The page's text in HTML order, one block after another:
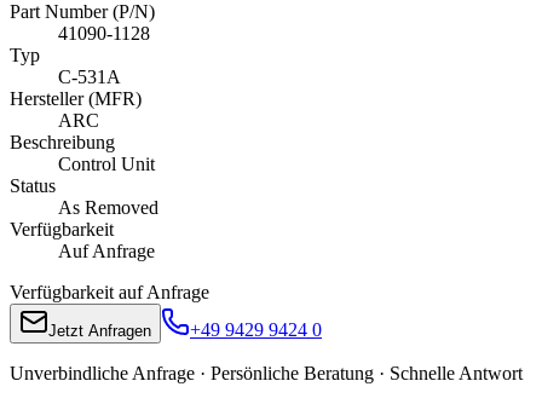
Part Number (P/N)
41090-1128
Typ
C-531A
Hersteller (MFR)
ARC
Beschreibung
Control Unit
Status
As Removed
Verfügbarkeit
Auf Anfrage
Verfügbarkeit auf Anfrage
Jetzt Anfragen +49 9429 9424 0
Unverbindliche Anfrage · Persönliche Beratung · Schnelle Antwort